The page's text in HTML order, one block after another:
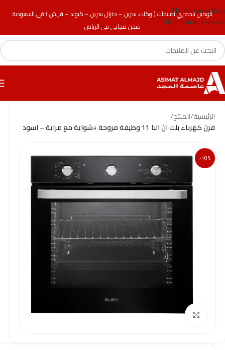
الوكيل الحصري لمنتجات ( وكلاء سرين – جنرال سرين – كيولد – فريش ) في السعودية
شحن مجاني في الرياض
Skip to navigation
Skip to main content
الرئيسية/المنتج/
فرن كهرباء بلت ان البا 11 وظيفة مروحة +شواية مع مراية – اسود
-10%
Click to enlarge